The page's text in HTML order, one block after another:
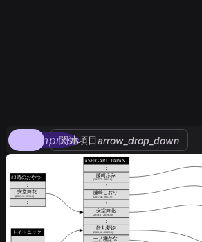
compress
関連項目arrow_drop_down